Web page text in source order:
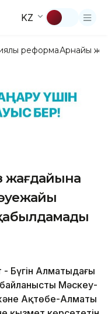
KZ
реформаАрнайы
жағдайына
Бүгін Алматыдағы
Мәскеу-
Ақтөбе-Алматы